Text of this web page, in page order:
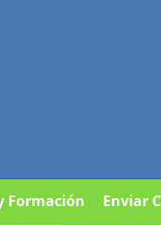
Formación Enviar